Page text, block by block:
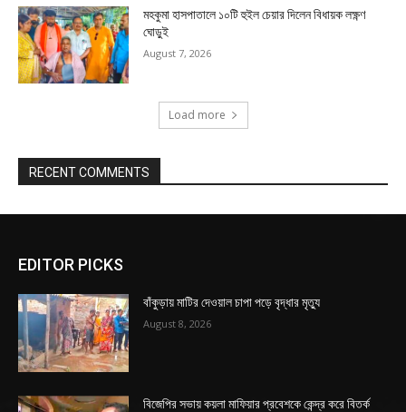
মহকুমা হাসপাতালে ১০টি হুইল চেয়ার দিলেন বিধায়ক লক্ষ্ণণ
ঘোড়ুই
August 7, 2026
Load more
RECENT COMMENTS
EDITOR PICKS
বাঁকুড়ায় মাটির দেওয়াল চাপা পড়ে বৃদ্ধার মৃত্যু
August 8, 2026
বিজেপির সভায় কয়লা মাফিয়ার প্রবেশকে কেন্দ্র করে বিতর্ক